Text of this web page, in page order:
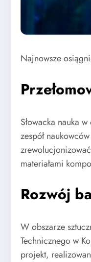
Najnowsze
Słowacka nauka
zespół
materiałami
Rozwój
W obszarze
Technicznego w
projekt,